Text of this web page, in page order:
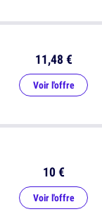
11,48 €
Voir l'offre
10 €
Voir l'offre